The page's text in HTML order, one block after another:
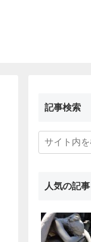
記事検索
人気の記事